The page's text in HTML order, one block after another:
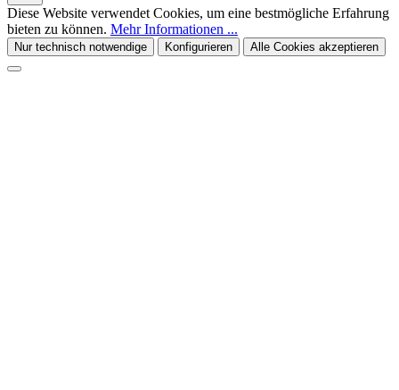
Diese Website verwendet Cookies, um eine bestmögliche Erfahrung
bieten zu können. Mehr Informationen ...
Nur technisch notwendige Konfigurieren Alle Cookies akzeptieren